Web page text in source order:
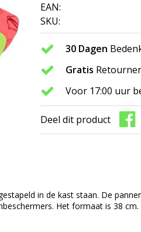
EAN:
SKU:
30 Dagen
Gratis
Voor 17:00 uur
Deel dit product
in de kast staan. De
Het formaat is 38 cm.